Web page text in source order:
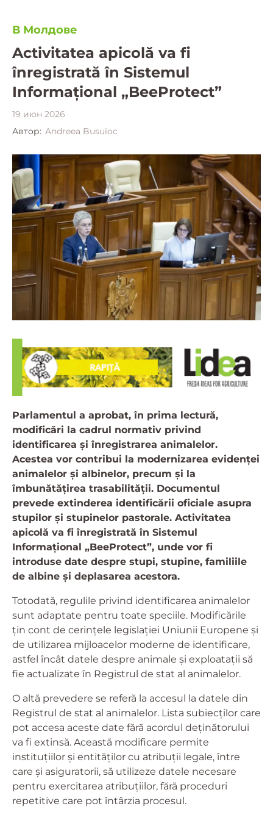
В Молдове
Activitatea apicolă va fi
înregistrată în Sistemul
Informațional „BeeProtect”
19 июн 2026
Автор: Andreea Busuioc
Parlamentul a aprobat, în prima lectură,
modificări la cadrul normativ privind
identificarea și înregistrarea animalelor.
Acestea vor contribui la modernizarea evidenței
animalelor și albinelor, precum și la
îmbunătățirea trasabilității. Documentul
prevede extinderea identificării oficiale asupra
stupilor și stupinelor pastorale. Activitatea
apicolă va fi înregistrată în Sistemul
Informațional „BeeProtect”, unde vor fi
introduse date despre stupi, stupine, familiile
de albine și deplasarea acestora.
Totodată, regulile privind identificarea animalelor
sunt adaptate pentru toate speciile. Modificările
țin cont de cerințele legislației Uniunii Europene și
de utilizarea mijloacelor moderne de identificare,
astfel încât datele despre animale și exploatații să
fie actualizate în Registrul de stat al animalelor.
O altă prevedere se referă la accesul la datele din
Registrul de stat al animalelor. Lista subiecților care
pot accesa aceste date fără acordul deținătorului
va fi extinsă. Această modificare permite
instituțiilor și entităților cu atribuții legale, între
care și asiguratorii, să utilizeze datele necesare
pentru exercitarea atribuțiilor, fără proceduri
repetitive care pot întârzia procesul.